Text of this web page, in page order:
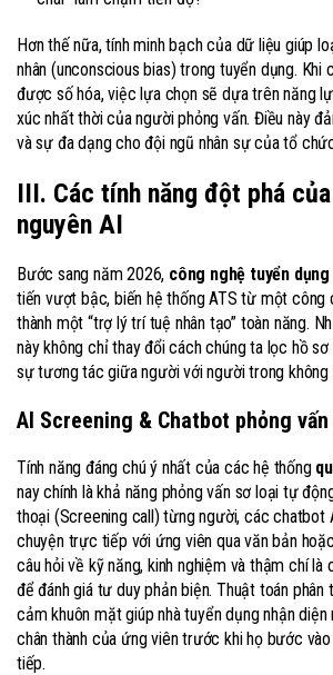
Hơn thế nữa, tính minh bạch của dữ liệu giúp
nhân (unconscious bias) trong tuyển dụng. Khi
được số hóa, việc lựa chọn sẽ dựa trên năng
xúc nhất thời của người phỏng vấn. Điều này
và sự đa dạng cho đội ngũ nhân sự của tổ
III. Các tính năng đột phá
nguyên AI
Bước sang năm 2026, công nghệ tuyển dụng
tiến vượt bậc, biến hệ thống ATS từ một công
thành một “trợ lý trí tuệ nhân tạo” toàn năng.
này không chỉ thay đổi cách chúng ta lọc hồ
sự tương tác giữa người với người trong không
AI Screening & Chatbot phỏng
Tính năng đáng chú ý nhất của các hệ thống
nay chính là khả năng phỏng vấn sơ loại tự
thoại (Screening call) từng người, các chatbot
chuyện trực tiếp với ứng viên qua văn bản
câu hỏi về kỹ năng, kinh nghiệm và thậm chí là
để đánh giá tư duy phản biện. Thuật toán phân
cảm khuôn mặt giúp nhà tuyển dụng nhận
chân thành của ứng viên trước khi họ bước
tiếp.